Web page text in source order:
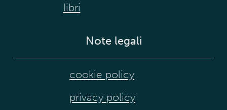
libri
Note legali
cookie policy
privacy policy